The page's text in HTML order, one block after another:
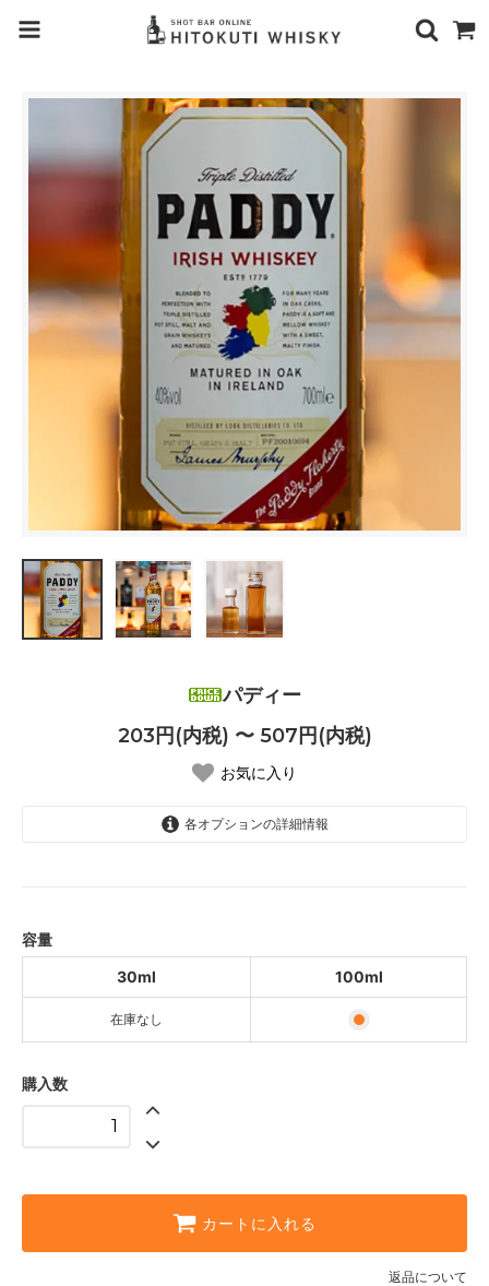
パディー
203円(内税) 〜 507円(内税)
お気に入り
各オプションの詳細情報
容量
30ml
100ml
在庫なし
購入数
カートに入れる
返品について